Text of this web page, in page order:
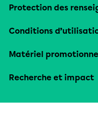
Protection des
Conditions
Matériel
Recherche et impact